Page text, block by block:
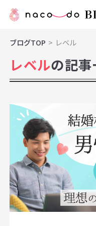
ブログTOP レベル
レベルの記